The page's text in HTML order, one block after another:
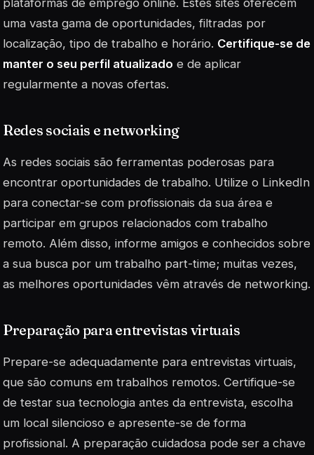
uma vasta gama de oportunidades, filtradas por
localização, tipo de trabalho e horário. Certifique-se de
manter o seu perfil atualizado e de aplicar
regularmente a novas ofertas.
Redes sociais e networking
As redes sociais são ferramentas poderosas para
encontrar oportunidades de trabalho. Utilize o LinkedIn
para conectar-se com profissionais da sua área e
participar em grupos relacionados com trabalho
remoto. Além disso, informe amigos e conhecidos sobre
a sua busca por um trabalho part-time; muitas vezes,
as melhores oportunidades vêm através de networking.
Preparação para entrevistas virtuais
Prepare-se adequadamente para entrevistas virtuais,
que são comuns em trabalhos remotos. Certifique-se
de testar sua tecnologia antes da entrevista, escolha
um local silencioso e apresente-se de forma
profissional. A preparação cuidadosa pode ser a chave